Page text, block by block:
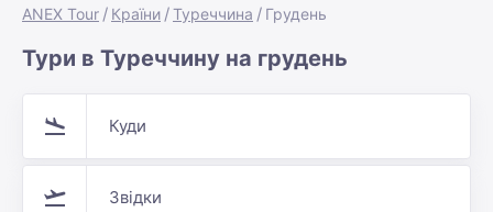
ANEX Tour Країни Туреччина Грудень
Тури в Туреччину на грудень
Куди
Звідки